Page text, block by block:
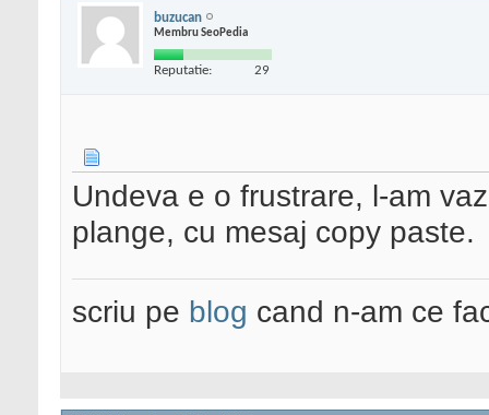
buzucan
Membru SeoPedia
Reputatie: 29
Undeva e o frustrare, l-am
plange, cu mesaj copy paste.
scriu pe blog cand n-am ce